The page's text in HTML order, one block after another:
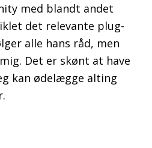
med blandt andet
det relevante plug-
alle hans råd, men
Det er skønt at have
kan ødelægge alting